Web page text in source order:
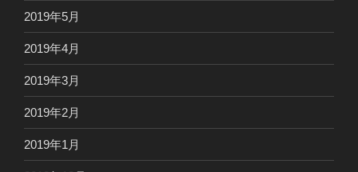
2019年5月
2019年4月
2019年3月
2019年2月
2019年1月